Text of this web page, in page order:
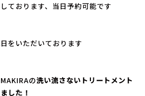
ております、当日予約可能です
をいただいております
の洗い流さないトリートメント
した！